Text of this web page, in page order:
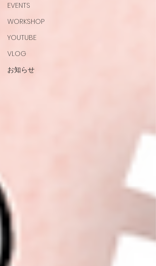
EVENTS
WORKSHOP
YOUTUBE
VLOG
お知らせ